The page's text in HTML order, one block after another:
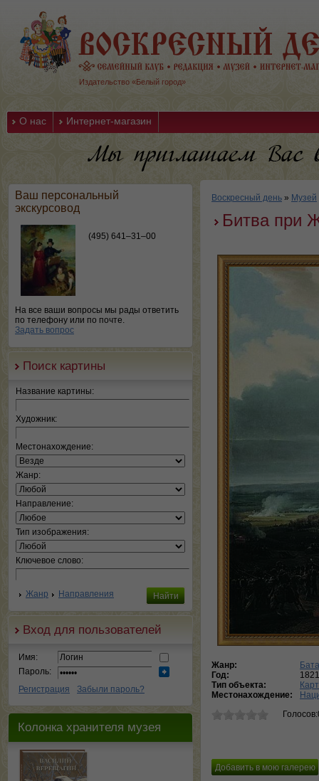
Издательство «Белый город»
О нас Интернет-магазин
Ваш персональный
экскурсовод
(495) 641–31–00
На все ваши вопросы мы рады ответить
по телефону или по почте.
Задать вопрос
Поиск картины
Название картины:
Художник:
Местонахождение:
Жанр:
Направление:
Тип изображения:
Ключевое слово:
Жанр Направления
Вход для пользователей
Имя:
Пароль:
Регистрация
Забыли пароль?
Колонка хранителя музея
Воскресный день » Музей
Битва при
Жанр:
Год:
1821
Тип объекта:
Местонахождение: